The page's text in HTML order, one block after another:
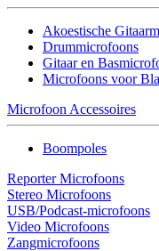
Akoestische
Drummicrofoons
Gitaar en
Microfoons voor
Microfoon Accessoires
Boompoles
Reporter Microfoons
Stereo Microfoons
USB/Podcast-microfoons
Video Microfoons
Zangmicrofoons